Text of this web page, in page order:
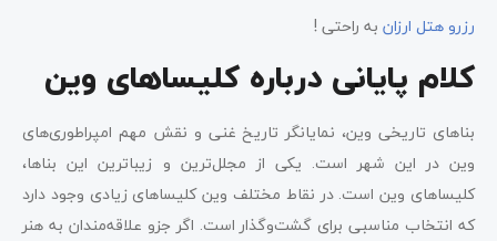
رزرو هتل ارزان به راحتی !
کلام پایانی درباره کلیساهای وین
بناهای تاریخی وین، نمایانگر تاریخ غنی و نقش مهم امپراطوری‌های
وین در این شهر است. یکی از مجلل‌ترین و زیباترین این بناها،
کلیساهای وین است. در نقاط مختلف وین کلیساهای زیادی وجود دارد
که انتخاب مناسبی برای گشت‌وگذار است. اگر جزو علاقه‌مندان به هنر